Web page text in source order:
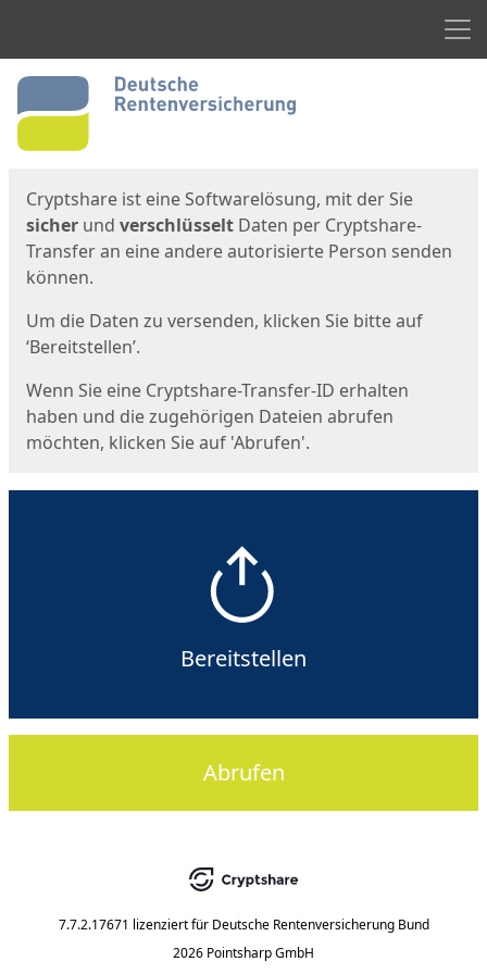
Start
Cryptshare ist eine Softwarelösung, mit der Sie
sicher und verschlüsselt Daten per Cryptshare-
Transfer an eine andere autorisierte Person senden
können.
Um die Daten zu versenden, klicken Sie bitte auf
‘Bereitstellen’.
Wenn Sie eine Cryptshare-Transfer-ID erhalten
haben und die zugehörigen Dateien abrufen
möchten, klicken Sie auf 'Abrufen'.
Bereitstellen
Abrufen
7.7.2.17671 lizenziert für Deutsche Rentenversicherung Bund
2026 Pointsharp GmbH